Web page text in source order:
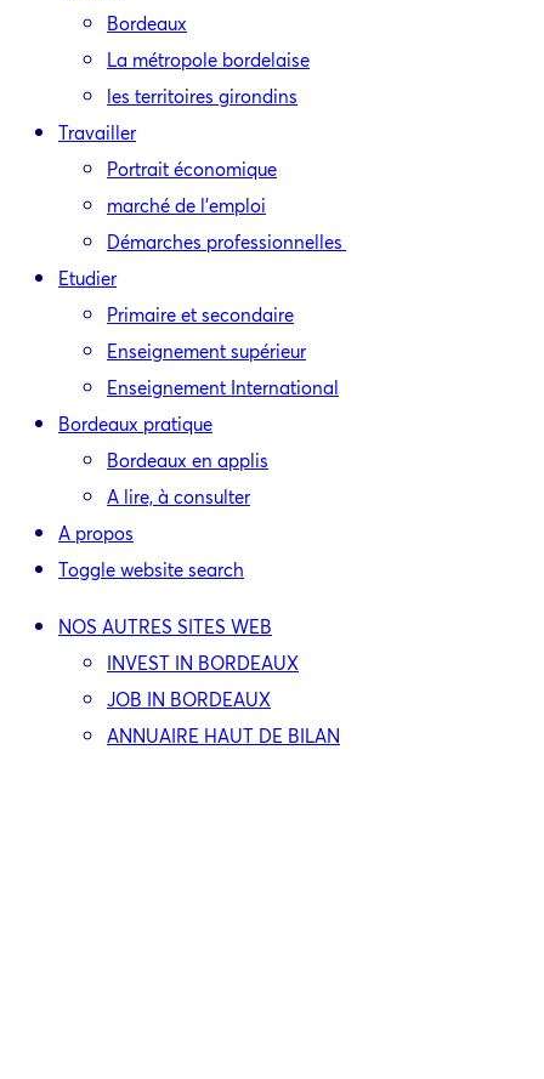
Bordeaux
La métropole bordelaise
les territoires girondins
Travailler
Portrait économique
marché de l’emploi
Démarches professionnelles
Etudier
Primaire et secondaire
Enseignement supérieur
Enseignement International
Bordeaux pratique
Bordeaux en applis
A lire, à consulter
A propos
Toggle website search
NOS AUTRES SITES WEB
INVEST IN BORDEAUX
JOB IN BORDEAUX
ANNUAIRE HAUT DE BILAN